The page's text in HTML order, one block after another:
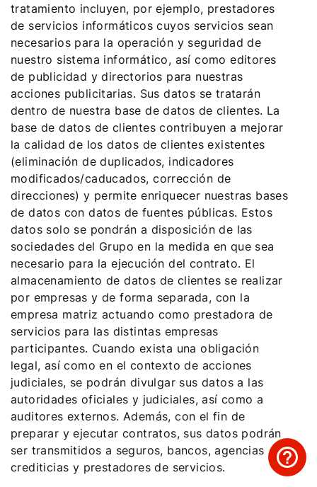
tratamiento incluyen, por ejemplo, prestadores
de servicios informáticos cuyos servicios sean
necesarios para la operación y seguridad de
nuestro sistema informático, así como editores
de publicidad y directorios para nuestras
acciones publicitarias. Sus datos se tratarán
dentro de nuestra base de datos de clientes. La
base de datos de clientes contribuyen a mejorar
la calidad de los datos de clientes existentes
(eliminación de duplicados, indicadores
modificados/caducados, corrección de
direcciones) y permite enriquecer nuestras bases
de datos con datos de fuentes públicas. Estos
datos solo se pondrán a disposición de las
sociedades del Grupo en la medida en que sea
necesario para la ejecución del contrato. El
almacenamiento de datos de clientes se realizar
por empresas y de forma separada, con la
empresa matriz actuando como prestadora de
servicios para las distintas empresas
participantes. Cuando exista una obligación
legal, así como en el contexto de acciones
judiciales, se podrán divulgar sus datos a las
autoridades oficiales y judiciales, así como a
auditores externos. Además, con el fin de
preparar y ejecutar contratos, sus datos podrán
ser transmitidos a seguros, bancos, agencias
crediticias y prestadores de servicios.